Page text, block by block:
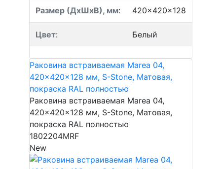
Размер (ДхШхВ), мм: 420x420x128
Цвет: Белый
Раковина встраиваемая Marea 04,
420x420x128 мм, S-Stone, Матовая,
покраска RAL полностью
Раковина встраиваемая Marea 04,
420x420x128 мм, S-Stone, Матовая,
покраска RAL полностью
1802204MRF
New